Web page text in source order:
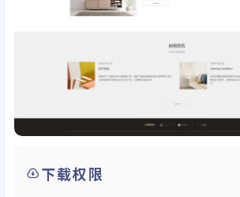
下载权限